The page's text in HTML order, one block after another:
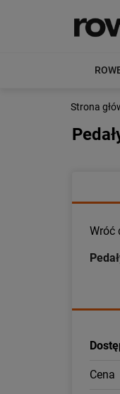
Strona
Wróć
Cena